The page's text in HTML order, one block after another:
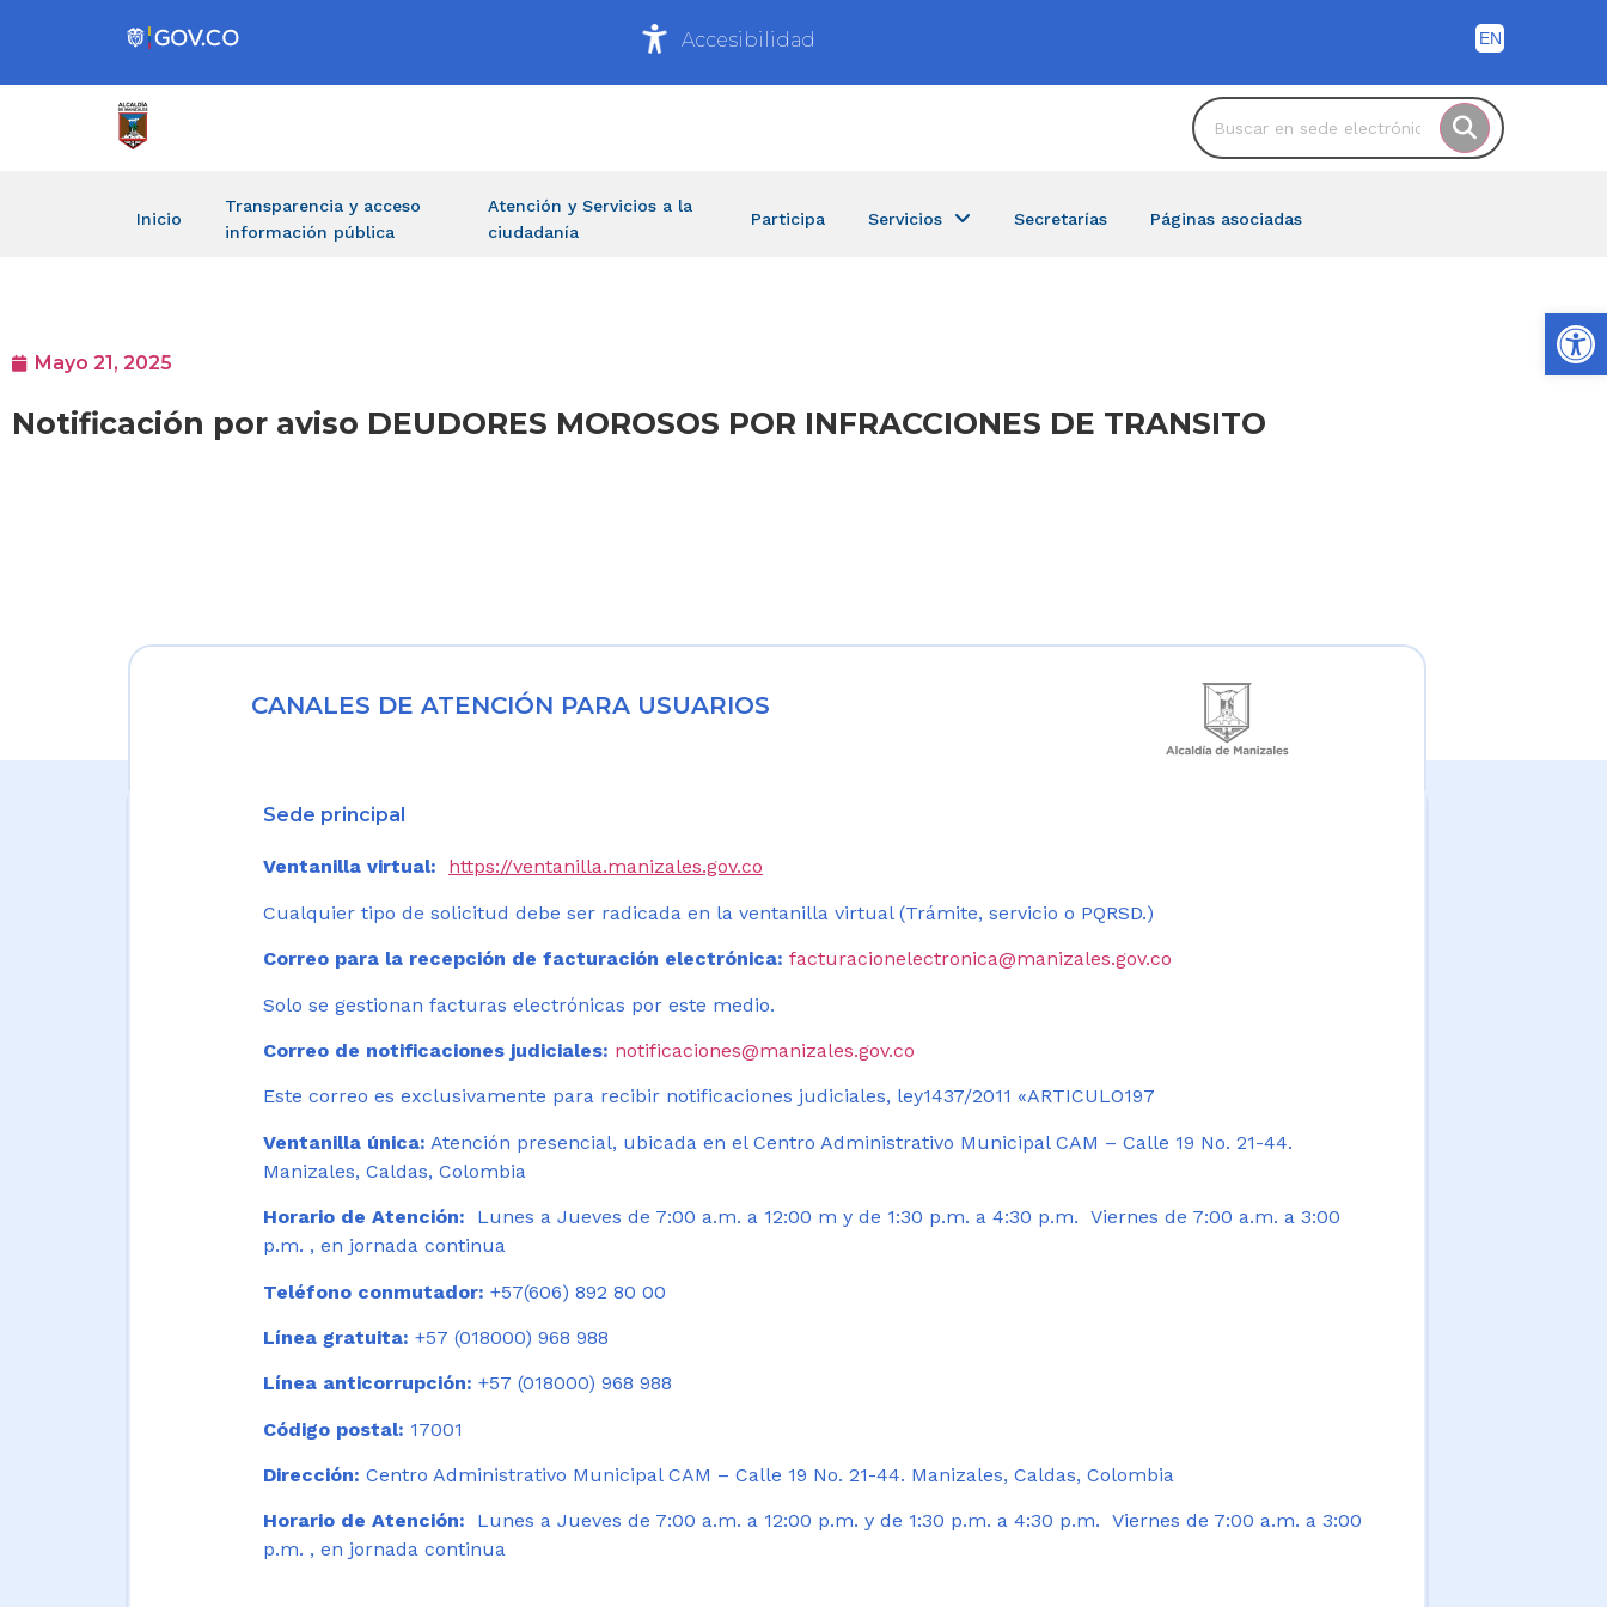
Accesibilidad
Inicio
Transparencia y acceso
información pública
Atención y Servicios a la
ciudadanía
Participa Servicios Secretarías Páginas asociadas
Mayo 21, 2025
Notificación por aviso DEUDORES MOROSOS POR INFRACCIONES DE TRANSITO
CANALES DE ATENCIÓN PARA USUARIOS
Sede principal
Ventanilla virtual: https://ventanilla.manizales.gov.co
Cualquier tipo de solicitud debe ser radicada en la ventanilla virtual (Trámite, servicio o PQRSD.)
Correo para la recepción de facturación electrónica: facturacionelectronica@manizales.gov.co
Solo se gestionan facturas electrónicas por este medio.
Correo de notificaciones judiciales: notificaciones@manizales.gov.co
Este correo es exclusivamente para recibir notificaciones judiciales, ley1437/2011 «ARTICULO197
Ventanilla única: Atención presencial, ubicada en el Centro Administrativo Municipal CAM – Calle 19 No. 21-44.
Manizales, Caldas, Colombia
Horario de Atención:
Lunes a Jueves de 7:00 a.m. a 12:00 m y de 1:30 p.m. a 4:30 p.m. Viernes de 7:00 a.m. a 3:00
p.m. , en jornada continua
Teléfono conmutador: +57(606) 892 80 00
Línea gratuita: +57 (018000) 968 988
Línea anticorrupción: +57 (018000) 968 988
Código postal: 17001
Dirección: Centro Administrativo Municipal CAM – Calle 19 No. 21-44. Manizales, Caldas, Colombia
Horario de Atención: Lunes a Jueves de 7:00 a.m. a 12:00 p.m. y de 1:30 p.m. a 4:30 p.m. Viernes de 7:00 a.m. a 3:00
p.m. , en jornada continua